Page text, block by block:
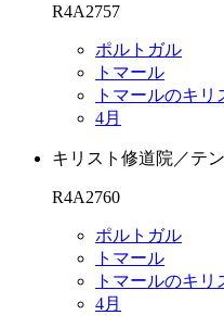
R4A2757
ポルトガル
トマール
トマールのキリ
4月
キリスト修道院／テ
R4A2760
ポルトガル
トマール
トマールのキリ
4月